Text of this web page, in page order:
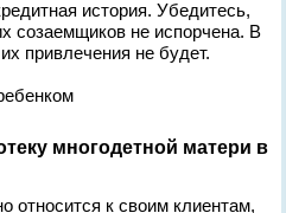
история. Убедитесь,
созаемщиков не испорчена. В
привлечения не будет.
многодетной матери в
относится к своим клиентам,